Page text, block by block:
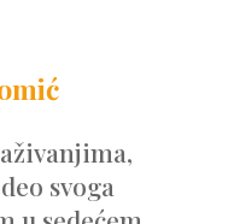
svoga